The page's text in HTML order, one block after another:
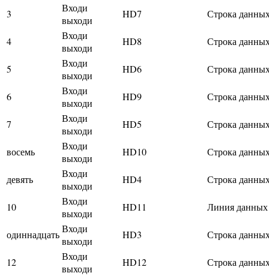
3
Входи
выходи
HD7 Строка
4
Входи
выходи
HD8 Строка
5
Входи
выходи
HD6 Строка
6
Входи
выходи
HD9 Строка
7
Входи
выходи
HD5 Строка
восемь
Входи
выходи
HD10 Строка
девять
Входи
выходи
HD4 Строка
10
Входи
выходи
HD11 Линия
одиннадцатьВходи
выходи
HD3 Строка
12
Входи
выходи
HD12 Строка